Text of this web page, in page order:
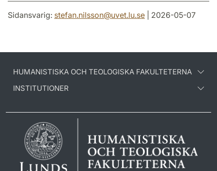
Sidansvarig: stefan.nilsson@uvet.lu.se | 2026-05-07
HUMANISTISKA OCH TEOLOGISKA FAKULTETERNA
INSTITUTIONER